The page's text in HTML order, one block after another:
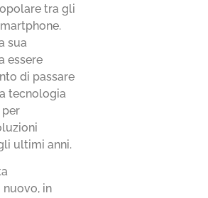
tra gli
sua
essere
di passare
tecnologia
per
ultimi anni.
in